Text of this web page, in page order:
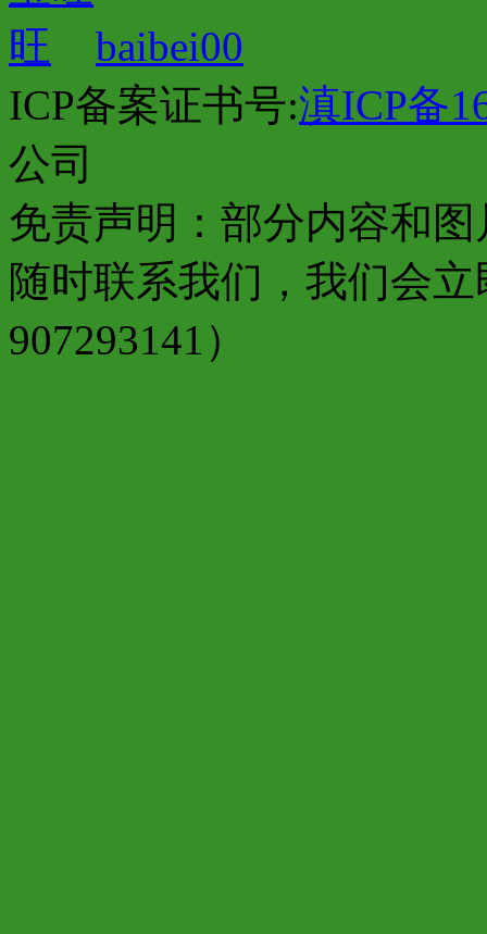
baibei00
ICP备案证书号:滇ICP备
公司
免责声明：部分内容和
随时联系我们，我们会
907293141）